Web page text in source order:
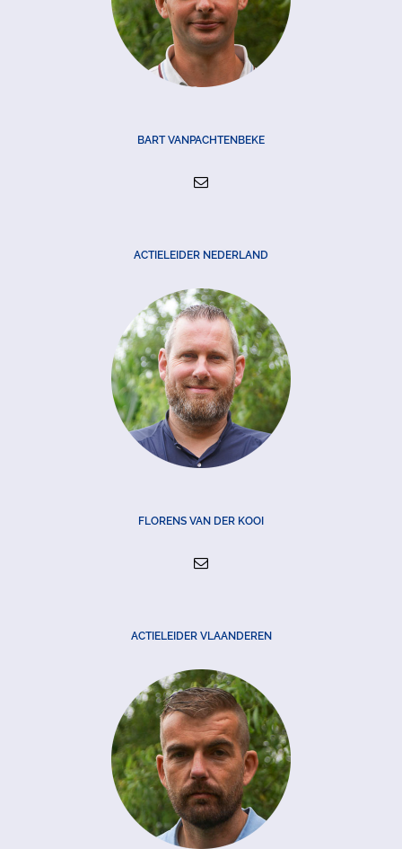
BART VANPACHTENBEKE
ACTIELEIDER NEDERLAND
FLORENS VAN DER KOOI
ACTIELEIDER VLAANDEREN